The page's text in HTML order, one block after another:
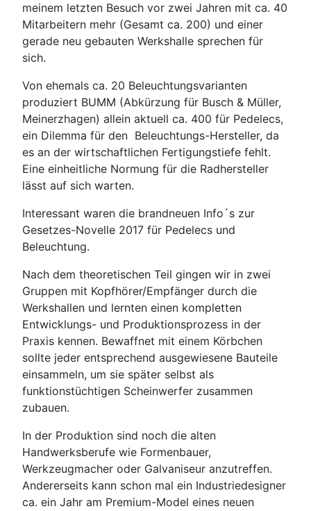
meinem letzten Besuch vor zwei Jahren mit ca. 40
Mitarbeitern mehr (Gesamt ca. 200) und einer
gerade neu gebauten Werkshalle sprechen für
sich.
Von ehemals ca. 20 Beleuchtungsvarianten
produziert BUMM (Abkürzung für Busch & Müller,
Meinerzhagen) allein aktuell ca. 400 für Pedelecs,
ein Dilemma für den Beleuchtungs-Hersteller, da
es an der wirtschaftlichen Fertigungstiefe fehlt.
Eine einheitliche Normung für die Radhersteller
lässt auf sich warten.
Interessant waren die brandneuen Info´s zur
Gesetzes-Novelle 2017 für Pedelecs und
Beleuchtung.
Nach dem theoretischen Teil gingen wir in zwei
Gruppen mit Kopfhörer/Empfänger durch die
Werkshallen und lernten einen kompletten
Entwicklungs- und Produktionsprozess in der
Praxis kennen. Bewaffnet mit einem Körbchen
sollte jeder entsprechend ausgewiesene Bauteile
einsammeln, um sie später selbst als
funktionstüchtigen Scheinwerfer zusammen
zubauen.
In der Produktion sind noch die alten
Handwerksberufe wie Formenbauer,
Werkzeugmacher oder Galvaniseur anzutreffen.
Andererseits kann schon mal ein Industriedesigner
ca. ein Jahr am Premium-Model eines neuen